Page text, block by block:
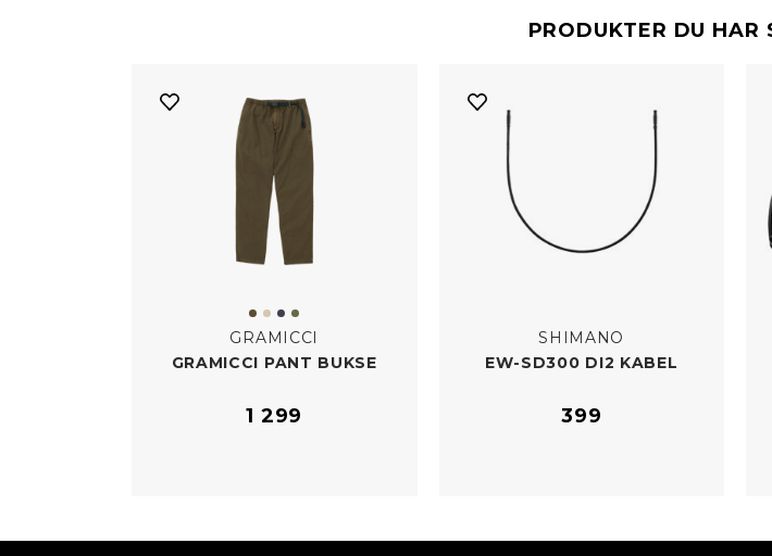
PRODUKTER DU HAR
GRAMICCI
GRAMICCI PANT BUKSE
1 299
SHIMANO
EW-​SD300 DI2 KABEL
399